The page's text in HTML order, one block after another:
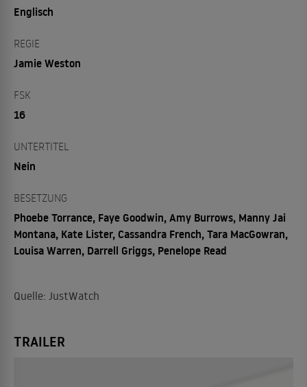
Englisch
REGIE
Jamie Weston
FSK
16
UNTERTITEL
Nein
BESETZUNG
Phoebe Torrance, Faye Goodwin, Amy Burrows, Manny Jai
Montana, Kate Lister, Cassandra French, Tara MacGowran,
Louisa Warren, Darrell Griggs, Penelope Read
Quelle: JustWatch
TRAILER